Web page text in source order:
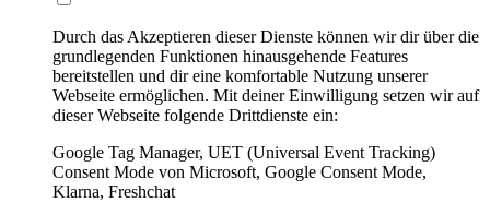
Durch das Akzeptieren dieser Dienste können wir dir über die
grundlegenden Funktionen hinausgehende Features
bereitstellen und dir eine komfortable Nutzung unserer
Webseite ermöglichen. Mit deiner Einwilligung setzen wir auf
dieser Webseite folgende Drittdienste ein:
Google Tag Manager, UET (Universal Event Tracking)
Consent Mode von Microsoft, Google Consent Mode,
Klarna, Freshchat